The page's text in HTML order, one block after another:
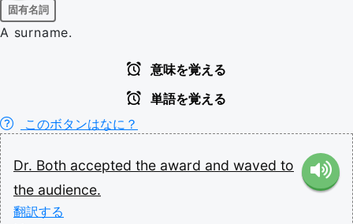
固有名詞
A surname.
意味を覚える
単語を覚える
このボタンはなに？
Dr. Both accepted the award and waved to
the audience.
翻訳する